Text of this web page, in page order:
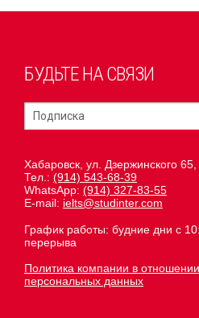
БУДЬТЕ НА СВЯЗИ
Хабаровск, ул. Дзержинского
Тел.: (914) 543-68-39
WhatsApp: (914) 327-83-55
E-mail: ielts@studinter.com
График работы: будние дни с
перерыва
Политика компании в
персональных данных